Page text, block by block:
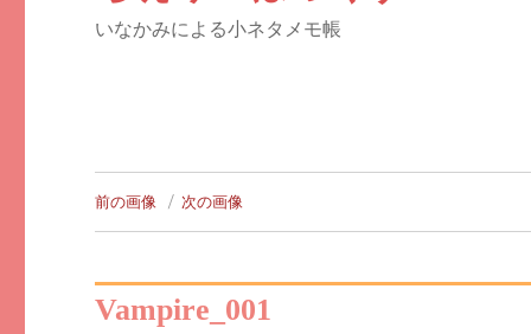
いなかみによる小ネタメモ帳
前の画像 次の画像
Vampire_001